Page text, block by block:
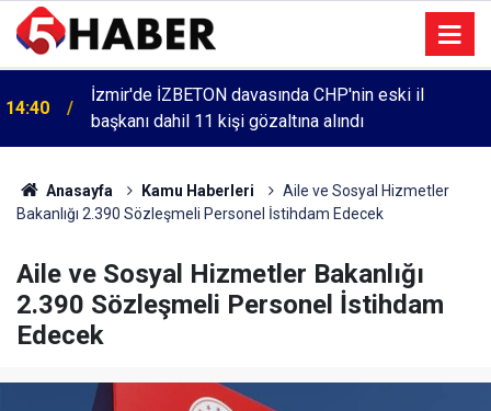
14:40
İzmir'de İZBETON davasında CHP'nin eski il
başkanı dahil 11 kişi gözaltına alındı
Anasayfa Kamu Haberleri
Aile ve Sosyal Hizmetler
Bakanlığı 2.390 Sözleşmeli Personel İstihdam Edecek
Aile ve Sosyal Hizmetler Bakanlığı
2.390 Sözleşmeli Personel İstihdam
Edecek